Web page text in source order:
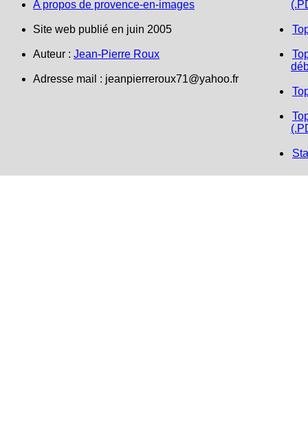
A propos de provence-en-images
Site web publié en juin 2005
Auteur : Jean-Pierre Roux
Adresse mail : jeanpierreroux71@yahoo.fr